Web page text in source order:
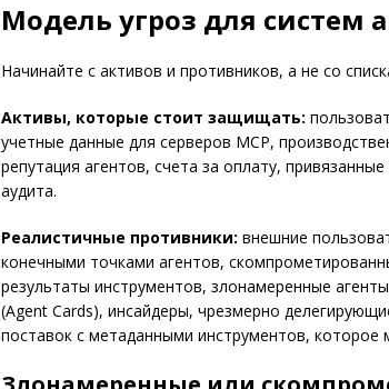
Модель угроз для систем
Начинайте с активов и противников, а не со
Активы, которые стоит защищать:
учетные данные для серверов MCP,
репутация агентов, счета за оплату,
аудита.
Реалистичные противники: внешние
конечными точками агентов,
результаты инструментов, злонамеренные
(Agent Cards), инсайдеры, чрезмерно
поставок с метаданными инструментов, которое